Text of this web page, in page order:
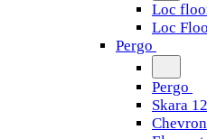
Loc
Loc
Pergo
Pergo
Skara